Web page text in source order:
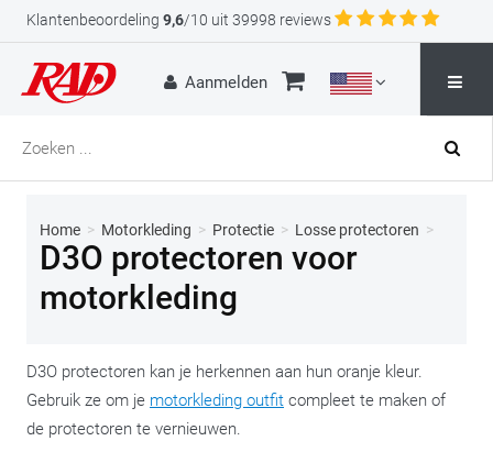
Klantenbeoordeling 9,6/10 uit 39998 reviews
Aanmelden
Home > Motorkleding > Protectie > Losse protectoren >
D3O protectoren voor
motorkleding
D3O protectoren kan je herkennen aan hun oranje kleur.
Gebruik ze om je motorkleding outfit compleet te maken of
de protectoren te vernieuwen.